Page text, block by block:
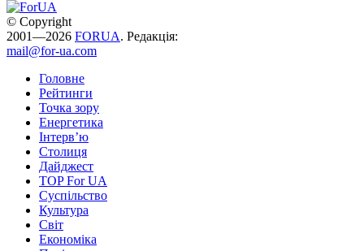
© Copyright
2001—2026 FORUA. Редакція:
mail@for-ua.com
Головне
Рейтинги
Точка зору
Енергетика
Інтерв’ю
Столиця
Дайджест
TOP For UA
Суспiльство
Культура
Світ
Економіка